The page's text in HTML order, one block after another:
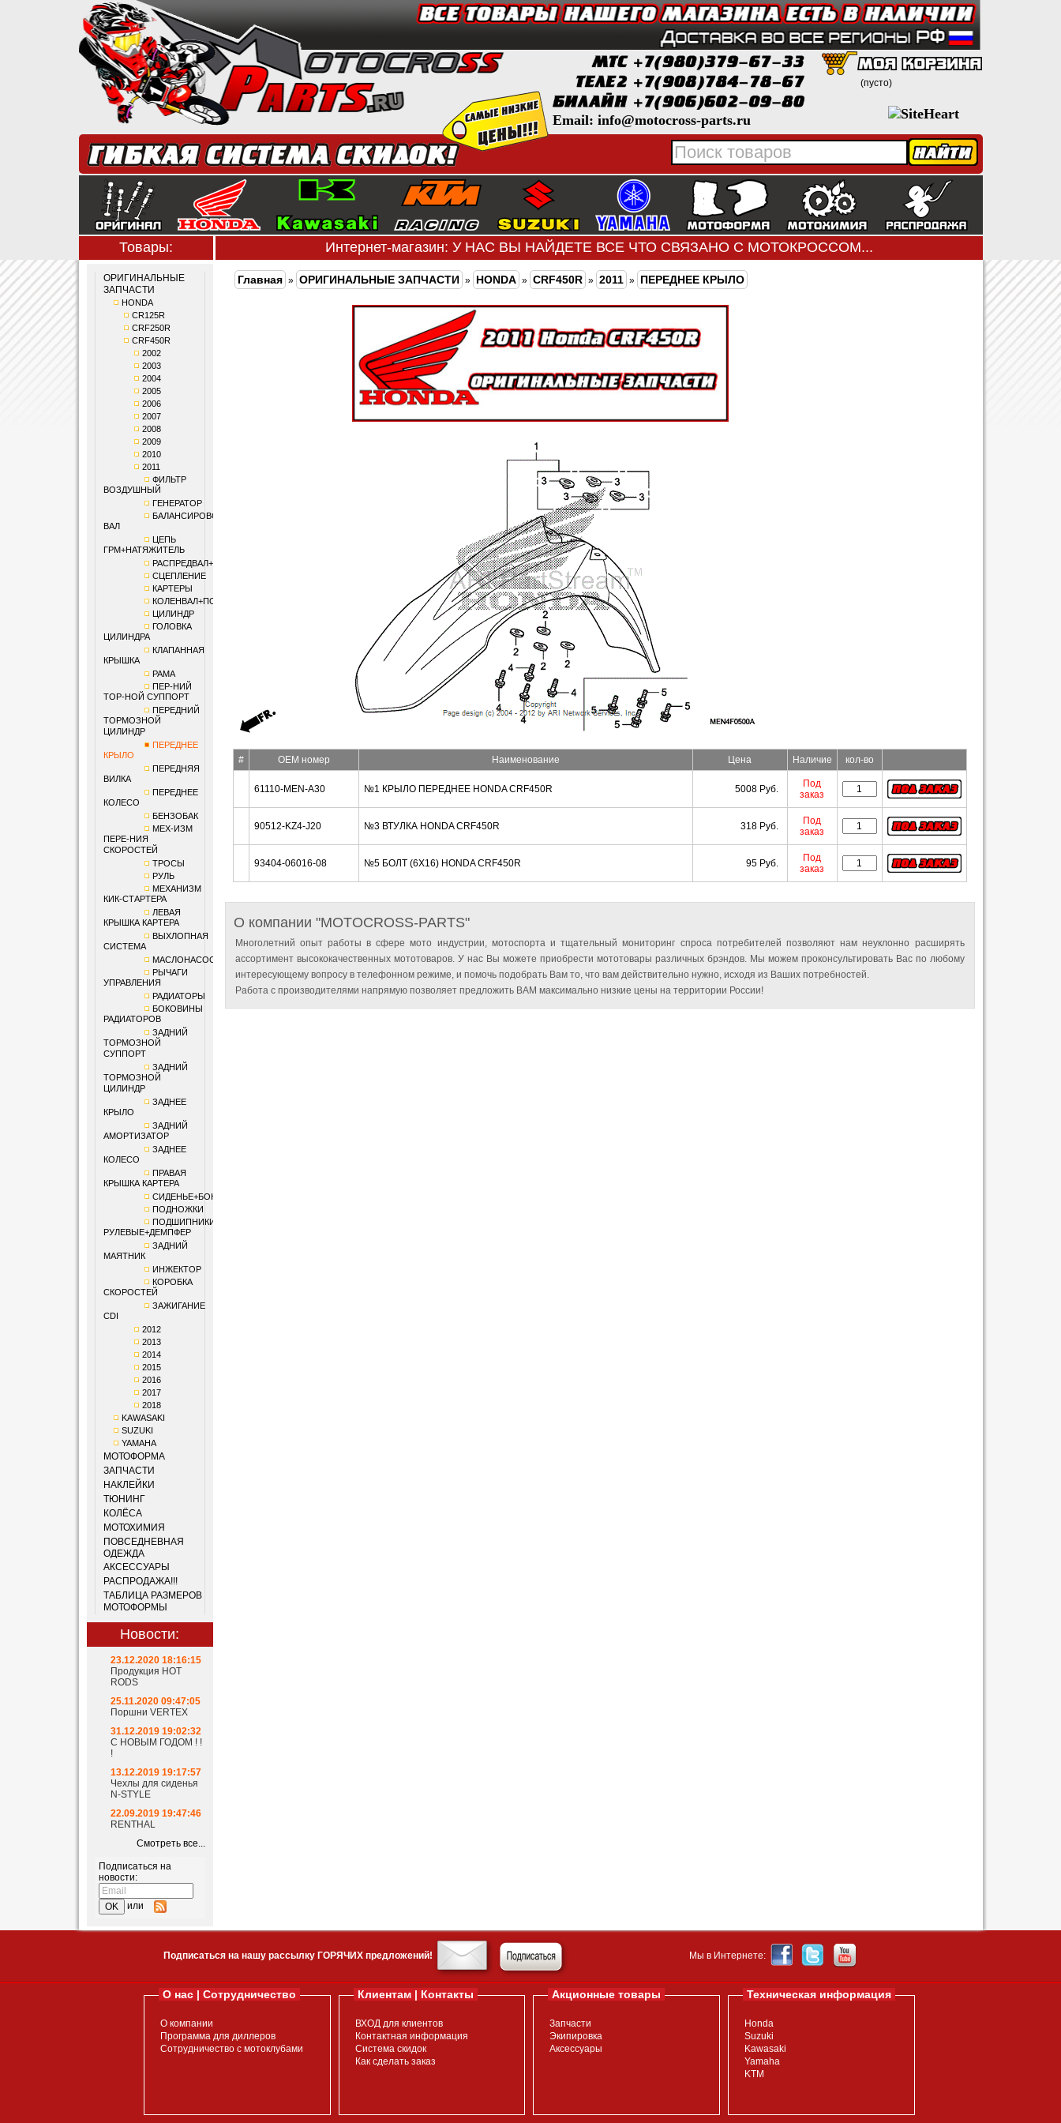
(пусто)
Email: info@motocross-parts.ru
Товары: Интернет-магазин: У НАС ВЫ НАЙДЕТЕ ВСЕ ЧТО СВЯЗАНО С МОТОКРОССОМ...
ОРИГИНАЛЬНЫЕ
ЗАПЧАСТИ
HONDA
CR125R
CRF250R
CRF450R
2002
2003
2004
2005
2006
2007
2008
2009
2010
2011
ФИЛЬТР
ВОЗДУШНЫЙ
ГЕНЕРАТОР
БАЛАНСИРОВОЧНЫЙ
ВАЛ
ЦЕПЬ
ГРМ+НАТЯЖИТЕЛЬ
РАСПРЕДВАЛ+КЛАПАНЫ
СЦЕПЛЕНИЕ
КАРТЕРЫ
КОЛЕНВАЛ+ПОРШЕНЬ
ЦИЛИНДР
ГОЛОВКА
ЦИЛИНДРА
КЛАПАННАЯ
КРЫШКА
РАМА
ПЕР-НИЙ
ТОР-НОЙ СУППОРТ
ПЕРЕДНИЙ
ТОРМОЗНОЙ
ЦИЛИНДР
ПЕРЕДНЕЕ
КРЫЛО
ПЕРЕДНЯЯ
ВИЛКА
ПЕРЕДНЕЕ
КОЛЕСО
БЕНЗОБАК
МЕХ-ИЗМ
ПЕРЕ-НИЯ
СКОРОСТЕЙ
ТРОСЫ
РУЛЬ
МЕХАНИЗМ
КИК-СТАРТЕРА
ЛЕВАЯ
КРЫШКА КАРТЕРА
ВЫХЛОПНАЯ
СИСТЕМА
МАСЛОНАСОС
РЫЧАГИ
УПРАВЛЕНИЯ
РАДИАТОРЫ
БОКОВИНЫ
РАДИАТОРОВ
ЗАДНИЙ
ТОРМОЗНОЙ
СУППОРТ
ЗАДНИЙ
ТОРМОЗНОЙ
ЦИЛИНДР
ЗАДНЕЕ
КРЫЛО
ЗАДНИЙ
АМОРТИЗАТОР
ЗАДНЕЕ
КОЛЕСО
ПРАВАЯ
КРЫШКА КАРТЕРА
СИДЕНЬЕ+БОКОВИНЫ
ПОДНОЖКИ
ПОДШИПНИКИ
РУЛЕВЫЕ+ДЕМПФЕР
ЗАДНИЙ
МАЯТНИК
ИНЖЕКТОР
КОРОБКА
СКОРОСТЕЙ
ЗАЖИГАНИЕ
CDI
2012
2013
2014
2015
2016
2017
2018
KAWASAKI
SUZUKI
YAMAHA
МОТОФОРМА
ЗАПЧАСТИ
НАКЛЕЙКИ
ТЮНИНГ
КОЛЁСА
МОТОХИМИЯ
ПОВСЕДНЕВНАЯ
ОДЕЖДА
АКСЕССУАРЫ
РАСПРОДАЖА!!!
ТАБЛИЦА РАЗМЕРОВ
МОТОФОРМЫ
Новости:
23.12.2020 18:16:15
Продукция HOT
RODS
25.11.2020 09:47:05
Поршни VERTEX
31.12.2019 19:02:32
С НОВЫМ ГОДОМ ! !
!
13.12.2019 19:17:57
Чехлы для сиденья
N-STYLE
22.09.2019 19:47:46
RENTHAL
Смотреть все...
Подписаться на
новости:
или
Главная » ОРИГИНАЛЬНЫЕ ЗАПЧАСТИ » HONDA » CRF450R » 2011 » ПЕРЕДНЕЕ КРЫЛО
# OEM номер Наименование Цена Наличие кол-во
61110-MEN-A30 №1 КРЫЛО ПЕРЕДНЕЕ HONDA CRF450R 5008 Руб.
Под
заказ
90512-KZ4-J20 №3 ВТУЛКА HONDA CRF450R 318 Руб.
Под
заказ
93404-06016-08 №5 БОЛТ (6X16) HONDA CRF450R 95 Руб.
Под
заказ
О компании "MOTOCROSS-PARTS"
Многолетний опыт работы в сфере мото индустрии, мотоспорта и тщательный мониторинг спроса потребителей позволяют нам неуклонно расширять
ассортимент высококачественных мототоваров. У нас Вы можете приобрести мототовары различных брэндов. Мы можем проконсультировать Вас по любому
интересующему вопросу в телефонном режиме, и помочь подобрать Вам то, что вам действительно нужно, исходя из Ваших потребностей.
Работа с производителями напрямую позволяет предложить ВАМ максимально низкие цены на территории России!
Подписаться на нашу рассылку ГОРЯЧИХ предложений! Мы в Интернете:
О нас | Сотрудничество
О компании
Программа для диллеров
Сотрудничество с мотоклубами
Клиентам | Контакты
ВХОД для клиентов
Контактная информация
Система скидок
Как сделать заказ
Акционные товары
Запчасти
Экипировка
Аксессуары
Техническая информация
Honda
Suzuki
Kawasaki
Yamaha
KTM